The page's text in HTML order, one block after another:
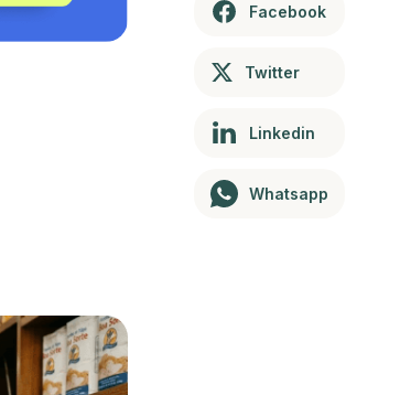
Facebook
Twitter
Linkedin
Whatsapp